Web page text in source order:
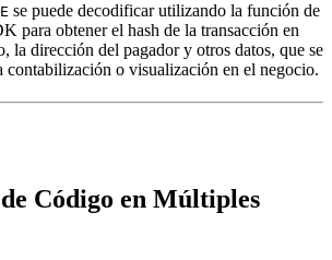
se puede decodificar utilizando la función de
para obtener el hash de la transacción en
la dirección del pagador y otros datos, que se
contabilización o visualización en el negocio.
Código en Múltiples